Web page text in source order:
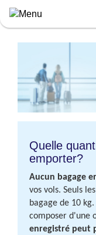
Skip
to
content
Quelle
emporter?
Aucun bagage
vos vols. Seuls
bagage de 10
composer d'une
enregistré peut